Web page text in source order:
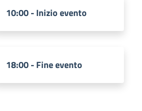
10:00 - Inizio evento
18:00 - Fine evento